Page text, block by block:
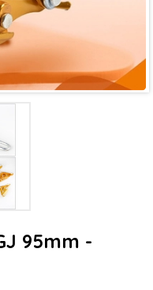
95mm -